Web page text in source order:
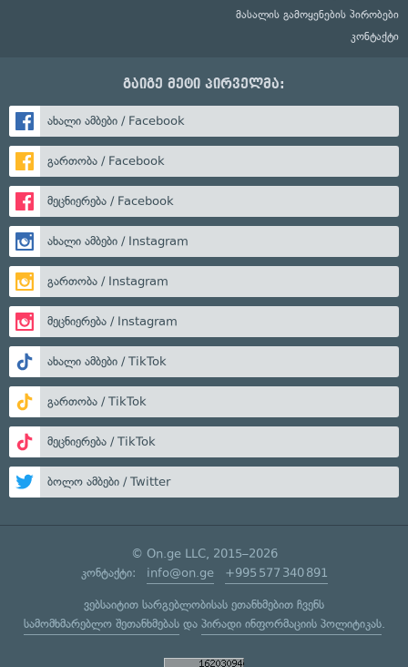
მასალის გამოყენების პირობები
კონტაქტი
გაიგე მეტი პირველმა:
ახალი ამბები / Facebook
გართობა / Facebook
მეცნიერება / Facebook
ახალი ამბები / Instagram
გართობა / Instagram
მეცნიერება / Instagram
ახალი ამბები / TikTok
გართობა / TikTok
მეცნიერება / TikTok
ბოლო ამბები / Twitter
© On.ge LLC, 2015–2026
კონტაქტი: info@on.ge +995 577 340 891
ვებსაიტით სარგებლობისას ეთანხმებით ჩვენს
სამომხმარებლო შეთანხმებასდა პირადი ინფორმაციის პოლიტიკას.